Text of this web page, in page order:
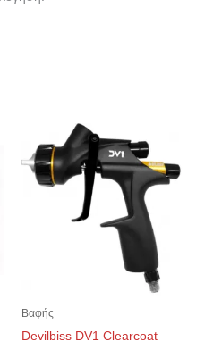
Βαφής
Devilbiss DV1 Clearcoat